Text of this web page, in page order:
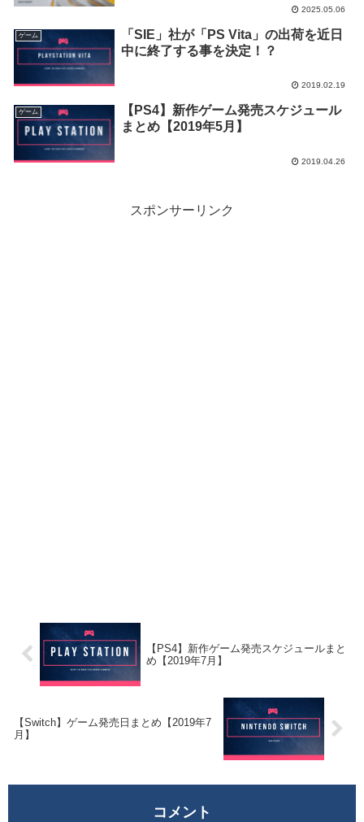
2025.05.06
ゲーム
「SIE」社が「PS Vita」の出荷を近日
中に終了する事を決定！？
2019.02.19
ゲーム
【PS4】新作ゲーム発売スケジュール
まとめ【2019年5月】
2019.04.26
スポンサーリンク
【PS4】新作ゲーム発売スケジュールまと
め【2019年7月】
【Switch】ゲーム発売日まとめ【2019年7
月】
コメント